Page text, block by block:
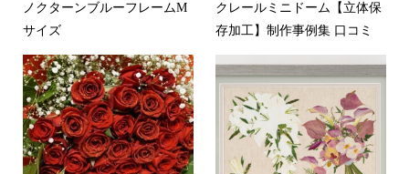
ノクターンブルーフレームM
サイズ
クレールミニドーム【立体保
存加工】制作事例集 口コミ